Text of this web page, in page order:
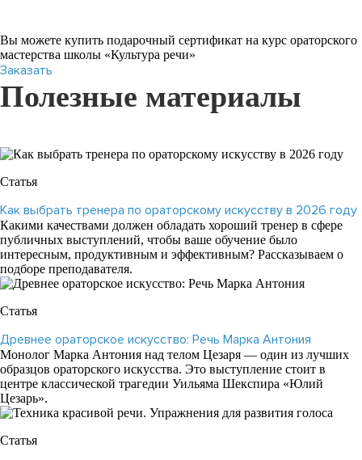
4
10 лет преподавал в Институте психодрамы и ролевого
тренинга.
Создатель и преподаватель образовательной программы «Язык
тела клиента как инструмент психолога».
Вы можете купить подарочный сертификат на курс ораторского
мастерства школы «Культура речи»
Заказать
Полезные материалы
Статья
Как выбрать тренера по ораторскому искусству в 2026 году
Какими качествами должен обладать хороший тренер в сфере
публичных выступлений, чтобы ваше обучение было
интересным, продуктивным и эффективным? Рассказываем о
подборе преподавателя.
Статья
Древнее ораторское искусство: Речь Марка Антония
Монолог Марка Антония над телом Цезаря — один из лучших
образцов ораторского искусства. Это выступление стоит в
центре классической трагедии Уильяма Шекспира «Юлий
Цезарь».
Статья